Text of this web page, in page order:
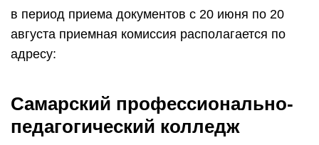
в период приема документов с 20 июня по 20
августа приемная комиссия располагается по
адресу:
Самарский профессионально-
педагогический колледж